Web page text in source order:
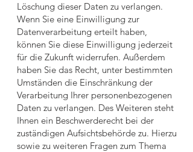
Löschung dieser Daten zu verlangen.
Wenn Sie eine Einwilligung zur
Datenverarbeitung erteilt haben,
können Sie diese Einwilligung jederzeit
für die Zukunft widerrufen. Außerdem
haben Sie das Recht, unter bestimmten
Umständen die Einschränkung der
Verarbeitung Ihrer personenbezogenen
Daten zu verlangen. Des Weiteren steht
Ihnen ein Beschwerderecht bei der
zuständigen Aufsichtsbehörde zu. Hierzu
sowie zu weiteren Fragen zum Thema